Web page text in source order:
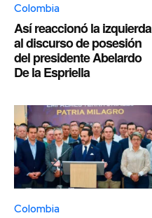
Colombia
Así reaccionó la izquierda
al discurso de posesión
del presidente Abelardo
De la Espriella
Colombia